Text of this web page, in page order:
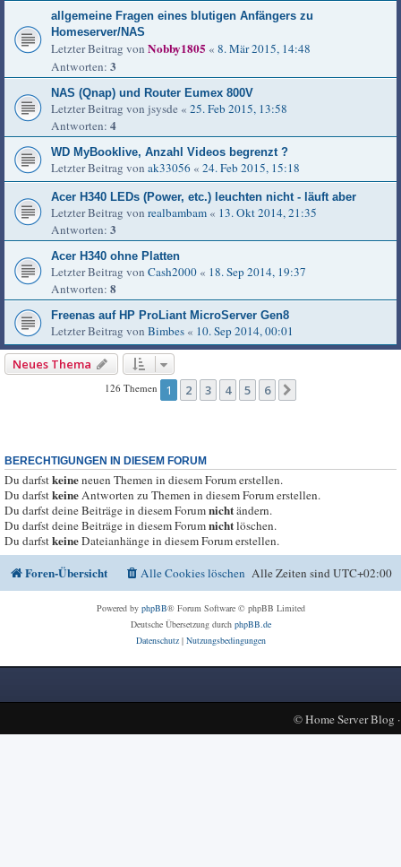
allgemeine Fragen eines blutigen Anfängers zu
Homeserver/NAS
Letzter Beitrag von Nobby1805 « 8. Mär 2015, 14:48
Antworten: 3
NAS (Qnap) und Router Eumex 800V
Letzter Beitrag von jsysde « 25. Feb 2015, 13:58
Antworten: 4
WD MyBooklive, Anzahl Videos begrenzt ?
Letzter Beitrag von ak33056 « 24. Feb 2015, 15:18
Acer H340 LEDs (Power, etc.) leuchten nicht - läuft aber
Letzter Beitrag von realbambam « 13. Okt 2014, 21:35
Antworten: 3
Acer H340 ohne Platten
Letzter Beitrag von Cash2000 « 18. Sep 2014, 19:37
Antworten: 8
Freenas auf HP ProLiant MicroServer Gen8
Letzter Beitrag von Bimbes « 10. Sep 2014, 00:01
Neues Thema
126 Themen 1 2 3 4 5 6
BERECHTIGUNGEN IN DIESEM FORUM
Du darfstkeineneuen Themen in diesem Forum erstellen.
Du darfstkeineAntworten zu Themen in diesem Forum erstellen.
Du darfst deine Beiträge in diesem Forumnichtändern.
Du darfst deine Beiträge in diesem Forumnichtlöschen.
Du darfstkeineDateianhänge in diesem Forum erstellen.
Foren-Übersicht Alle Zeiten sindUTC+02:00
Alle Cookies löschen
Powered by phpBB® Forum Software © phpBB Limited
Deutsche Übersetzung durch phpBB.de
Datenschutz| Nutzungsbedingungen
©Home Server Blog